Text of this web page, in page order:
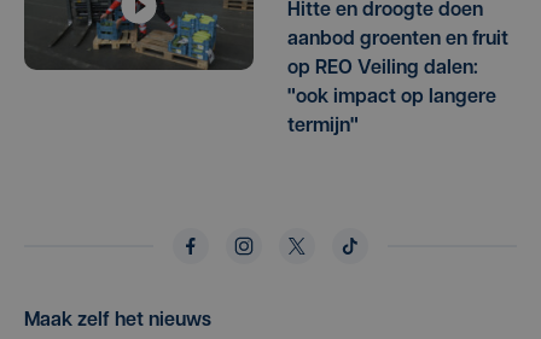
Hitte en droogte doen
aanbod groenten en fruit
op REO Veiling dalen:
"ook impact op langere
termijn"
Maak zelf het nieuws